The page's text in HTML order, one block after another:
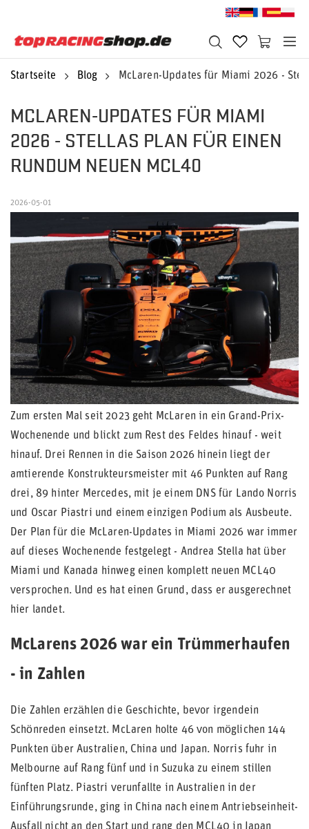
Startseite Blog McLaren-Updates für Miami 2026 -
MCLAREN-UPDATES FÜR MIAMI
2026 - STELLAS PLAN FÜR EINEN
RUNDUM NEUEN MCL40
2026-05-01
Zum ersten Mal seit 2023 geht McLaren in ein Grand-Prix-
Wochenende und blickt zum Rest des Feldes hinauf - weit
hinauf. Drei Rennen in die Saison 2026 hinein liegt der
amtierende Konstrukteursmeister mit 46 Punkten auf Rang
drei, 89 hinter Mercedes, mit je einem DNS für Lando Norris
und Oscar Piastri und einem einzigen Podium als Ausbeute.
Der Plan für die McLaren-Updates in Miami 2026 war immer
auf dieses Wochenende festgelegt - Andrea Stella hat über
Miami und Kanada hinweg einen komplett neuen MCL40
versprochen. Und es hat einen Grund, dass er ausgerechnet
hier landet.
McLarens 2026 war ein Trümmerhaufen
- in Zahlen
Die Zahlen erzählen die Geschichte, bevor irgendein
Schönreden einsetzt. McLaren holte 46 von möglichen 144
Punkten über Australien, China und Japan. Norris fuhr in
Melbourne auf Rang fünf und in Suzuka zu einem stillen
fünften Platz. Piastri verunfallte in Australien in der
Einführungsrunde, ging in China nach einem Antriebseinheit-